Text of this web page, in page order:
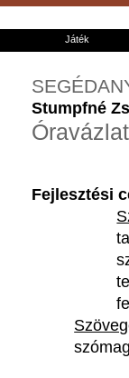
Játék
Stumpfné
Óravázlat
Fejlesztési